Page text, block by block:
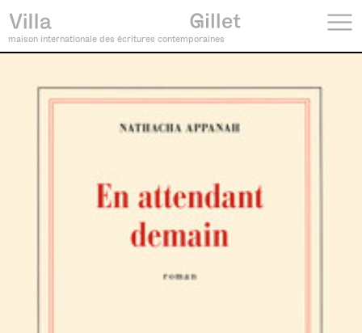
maison internationale des écritures contemporaines